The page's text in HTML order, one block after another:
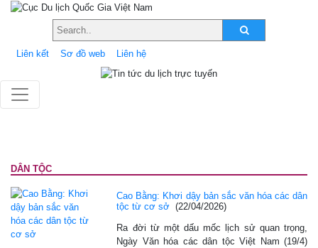
Liên kết Sơ đồ web Liên hệ
DÂN TỘC
Cao Bằng: Khơi dậy bản sắc văn hóa các dân
tộc từ cơ sở (22/04/2026)
Ra đời từ một dấu mốc lịch sử quan trọng,
Ngày Văn hóa các dân tộc Việt Nam (19/4)